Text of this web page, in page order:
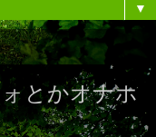
▼
ォとかオナホ